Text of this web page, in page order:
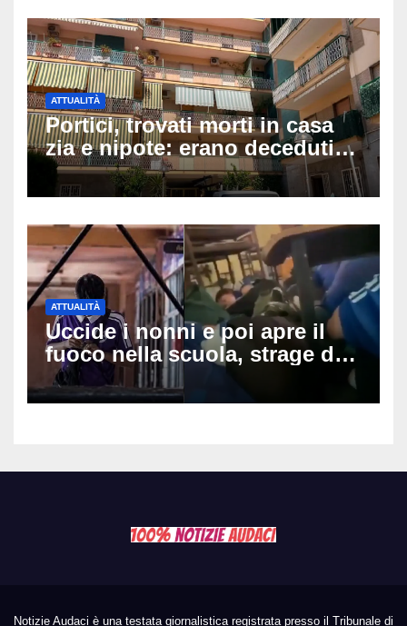
ATTUALITÀ
Portici, trovati morti in casa
zia e nipote: erano deceduti
da giorni, il caldo tra le
ipotesi al vaglio
ATTUALITÀ
Uccide i nonni e poi apre il
fuoco nella scuola, strage di
insegnanti: il possibile
movente dietro il massacro in
Notizie Audaci è una testata giornalistica registrata presso il Tribunale di